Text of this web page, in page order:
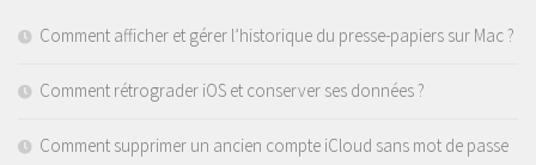
Comment afficher et gérer l’historique du presse-papiers sur Mac ?
Comment rétrograder iOS et conserver ses données ?
Comment supprimer un ancien compte iCloud sans mot de passe